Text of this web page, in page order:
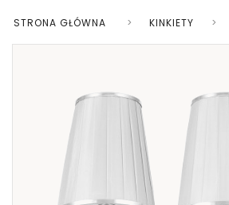
STRONA GŁÓWNA > KINKIETY >